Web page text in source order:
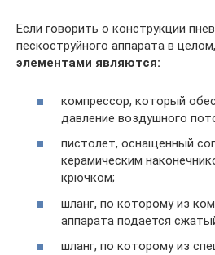
Если говорить о конструкции
пескоструйного аппарата в
элементами являются:
компрессор, который
давление воздушного
пистолет, оснащенный
керамическим
крючком;
шланг, по которому из
аппарата подается
шланг, по которому из